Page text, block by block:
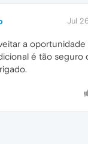
Jul
a
é tão seguro